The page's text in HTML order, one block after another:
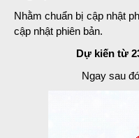
Nhằm chuẩn bị cập nhật
cập nhật phiên bản.
Dự kiến từ
Ngay sau